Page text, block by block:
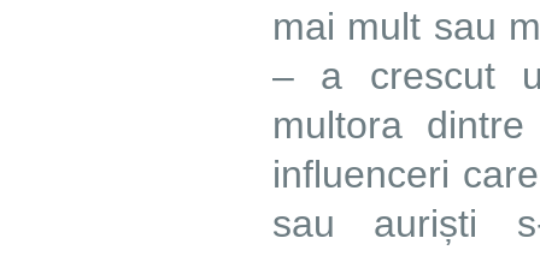
mai mult sau
– a crescut
multora
influenceri
sau auriști